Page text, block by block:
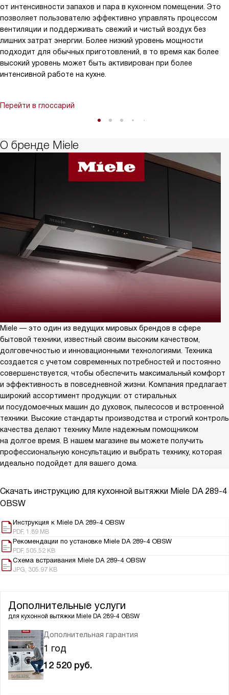
от интенсивности запахов и пара в кухонном помещении. Это
позволяет пользователю эффективно управлять процессом
вентиляции и поддерживать свежий и чистый воздух без
лишних затрат энергии. Более низкий уровень мощности
подходит для обычных приготовлений, в то время как более
высокий уровень может быть активирован при более
интенсивной работе на кухне.
Перейти в глоссарий
О бренде Miele
Miele — это один из ведущих мировых брендов в сфере
бытовой техники, известный своим высоким качеством,
долговечностью и инновационными технологиями. Техника
создается с учетом современных потребностей и постоянно
совершенствуется, чтобы обеспечить максимальный комфорт
и эффективность в повседневной жизни. Компания предлагает
широкий ассортимент продукции: от стиральных
и посудомоечных машин до духовок, пылесосов и встроенной
техники. Высокие стандарты производства и строгий контроль
качества делают технику Миле надежным помощником
на долгое время. В нашем магазине вы можете получить
профессиональную консультацию и выбрать технику, которая
идеально подойдет для вашего дома.
Скачать инструкцию для кухонной вытяжки Miele DA 289-4
OBSW
Инструкция к Miele DA 289-4 OBSW
PDF, 1.89 MB
Рекомендации по установке Miele DA 289-4 OBSW
PDF, 505.52 KB
Схема встраивания Miele DA 289-4 OBSW
JPG, 305.97 KB
Дополнительные услуги
для кухонной вытяжки Miele DA 289-4 OBSW
Дополнительная гарантия
1 год
12 520 руб.